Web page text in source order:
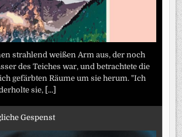
strahlend weißen Arm aus, der noch
des Teiches war, und betrachtete die
gefärbten Räume um sie herum. "Ich
sie, [...]
Gespenst